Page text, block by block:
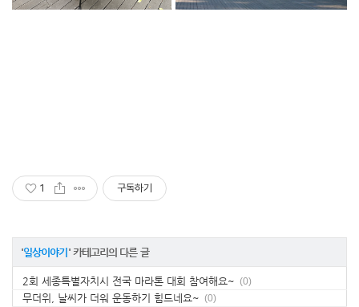
1 구독하기
'일상이야기' 카테고리의 다른 글
2회 세종특별자치시 전국 마라톤 대회 참여해요~ (0)
무더위, 날씨가 더워 운동하기 힘드네요~ (0)